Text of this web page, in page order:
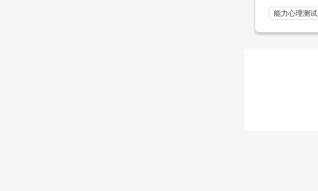
能力心理测试